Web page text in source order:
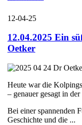
12-04-25
12.04.2025 Ein
Oetker
Heute war die
– genauer gesagt in
Bei einer spannenden
Geschichte und die ...